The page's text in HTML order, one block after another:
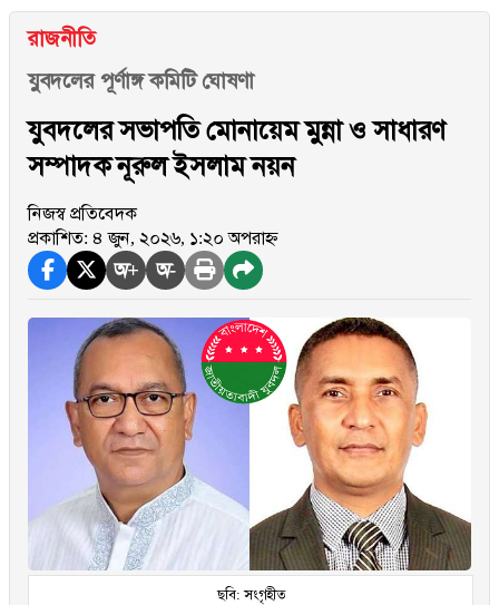
রাজনীতি
যুবদলের পূর্ণাঙ্গ কমিটি ঘোষণা
যুবদলের সভাপতি মোনায়েম মুন্না ও সাধারণ
সম্পাদক নূরুল ইসলাম নয়ন
নিজস্ব প্রতিবেদক
প্রকাশিত: ৪ জুন, ২০২৬, ১:২০ অপরাহ্ন
অ+ অ-
ছবি: সংগৃহীত